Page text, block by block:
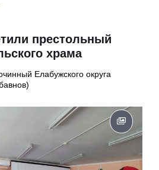
престольный
храма
Елабужского округа